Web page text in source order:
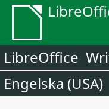
LibreOffice
Engelska (USA)